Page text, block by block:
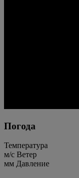
Погода
Температура
м/c Ветер
мм Давление